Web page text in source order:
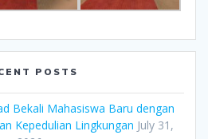
POSTS
Bekali Mahasiswa Baru dengan
Kepedulian Lingkungan July 31,